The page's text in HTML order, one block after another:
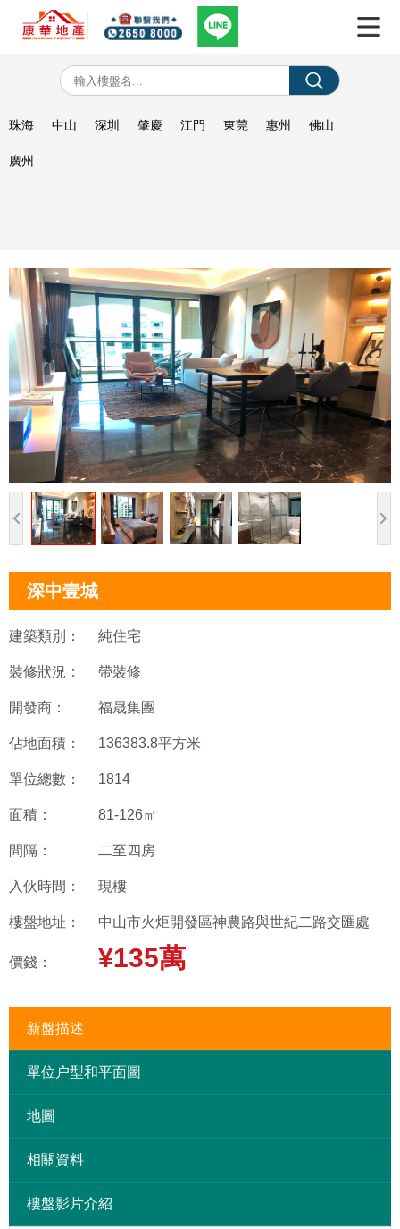
珠海 中山 深圳 肇慶 江門 東莞 惠州 佛山
廣州
深中壹城
建築類別： 純住宅
裝修狀況： 帶裝修
開發商： 福晟集團
佔地面積： 136383.8平方米
單位總數： 1814
面積： 81-126㎡
間隔： 二至四房
入伙時間： 現樓
樓盤地址： 中山市火炬開發區神農路與世紀二路交匯處
價錢： ¥135萬
新盤描述
單位户型和平面圖
地圖
相關資料
樓盤影片介紹